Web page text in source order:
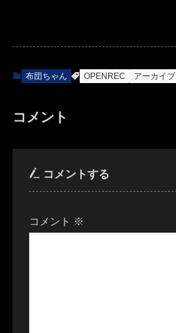
布団ちゃん OPENREC アーカイブ
コメント
コメントする
コメント ※